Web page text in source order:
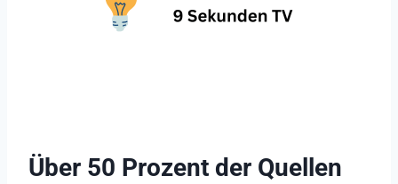
Über 50 Prozent der Quellen